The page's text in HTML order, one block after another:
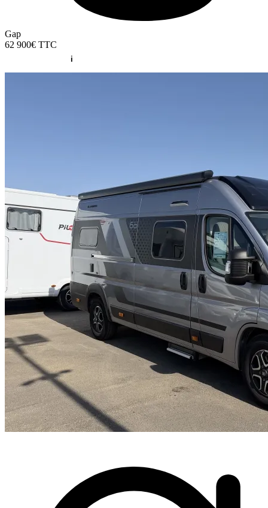
Gap
62 900€ TTC